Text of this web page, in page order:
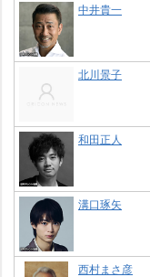
中井貴一
北川景子
和田正人
溝口琢矢
西村まさ彦